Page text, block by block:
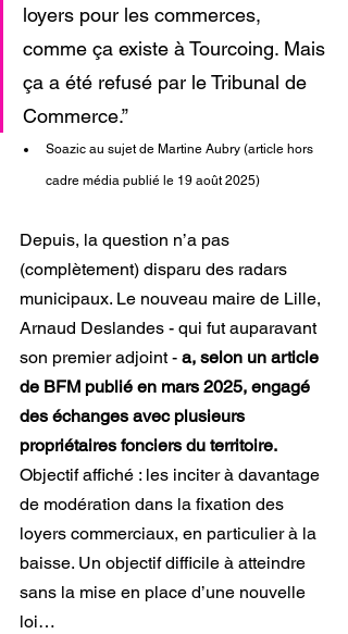
loyers pour les commerces,
comme ça existe à Tourcoing. Mais
ça a été refusé par le Tribunal de
Commerce.”
Soazic au sujet de Martine Aubry (article hors
cadre média publié le 19 août 2025)
Depuis, la question n’a pas
(complètement) disparu des radars
municipaux. Le nouveau maire de Lille,
Arnaud Deslandes - qui fut auparavant
son premier adjoint - a, selon un article
de BFM publié en mars 2025, engagé
des échanges avec plusieurs
propriétaires fonciers du territoire.
Objectif affiché : les inciter à davantage
de modération dans la fixation des
loyers commerciaux, en particulier à la
baisse. Un objectif difficile à atteindre
sans la mise en place d’une nouvelle
loi…